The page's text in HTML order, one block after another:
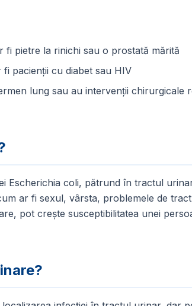
pietre la rinichi sau o prostată mărită
pacienții cu diabet sau HIV
lung sau au intervenții chirurgicale
Escherichia coli, pătrund în tractul
ar fi sexul, vârsta, problemele de
pot crește susceptibilitatea unei